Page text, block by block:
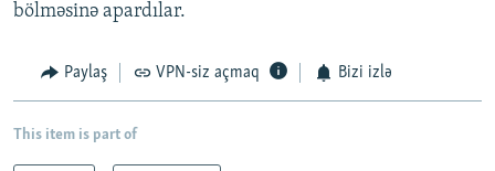
bölməsinə apardılar.
Paylaş VPN-siz açmaq Bizi izlə
This item is part of